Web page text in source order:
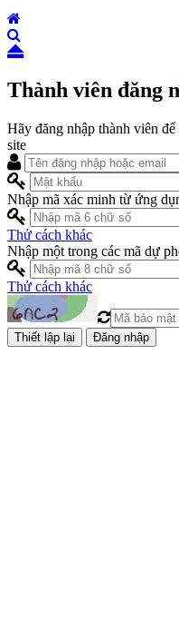
Thành viên đăng
Hãy đăng nhập thành viên
site
Nhập mã xác minh từ ứng
Thử cách khác
Nhập một trong các mã dự
Thử cách khác
Đăng nhập